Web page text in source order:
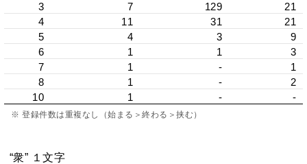
3
7 129
21
4
11 31
21
5
4 3
9
6
1 1
3
7
1 -
1
8
1 -
2
10
1 - -
※ 登録件数は重複なし（始まる＞終わる＞挟む）
“衆” １文字